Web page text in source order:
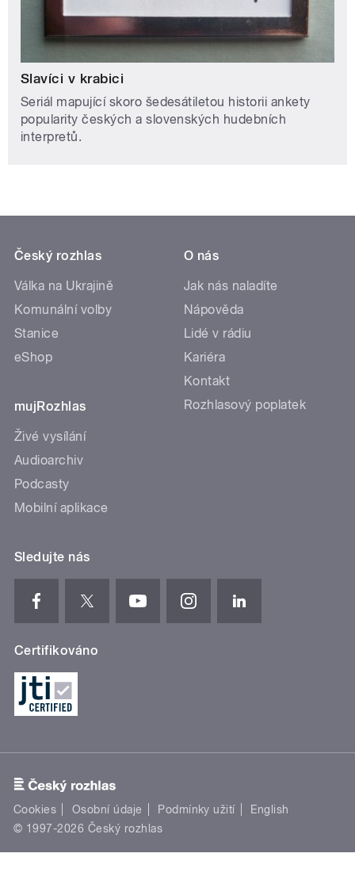
Slavíci v krabici
Seriál mapující skoro šedesátiletou historii ankety
popularity českých a slovenských hudebních
interpretů.
Český rozhlas
Válka na Ukrajině
Komunální volby
Stanice
eShop
mujRozhlas
Živé vysílání
Audioarchiv
Podcasty
Mobilní aplikace
O nás
Jak nás naladíte
Nápověda
Lidé v rádiu
Kariéra
Kontakt
Rozhlasový poplatek
Sledujte nás
Certifikováno
Cookies Osobní údaje Podmínky užití
English
© 1997-2026 Český rozhlas